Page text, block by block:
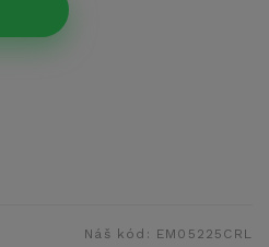
Náš kód: EM05225CRL